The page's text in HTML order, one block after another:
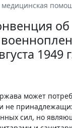
об
1949
может
не
сил, но